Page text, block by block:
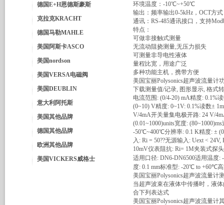
德国E+H恩德斯豪斯
克拉克KRACHT
德国马勒MAHLE
美国阿斯卡ASCO
美国nordson
美国VERSA电磁阀
美国DEUBLIN
意大利阿托斯
美国其他品牌
德国其他品牌
欧洲其他品牌
美国VICKERS威格士
环境温度：-10℃~+50℃
输出：频率输出0-5kHz，OCT方
通讯：RS-485通讯接口，支持
特点：
可做非接触式测量
无流动阻挠测量,无压力损失
可测量非导电性液体
量程比宽，用途广泛
多种功能主机，携带方便
美国宝丽Polysonics超声波流量计
下载测量值/记录, 图形显示, 格式
电流范围: (0/4-20) mA精度: 0.1%
(0~10) V精度: 0~1V: 0.1%读数±
V/4mA开关量集电极开路: 24 V/
(0.01~1000)units宽度:
-50℃~400℃分辨率: 0.1 K精度: ±
入: Ri = 50??无源输入: Uext <
10mV仪表阻抗: Ri= 1M夹装式探头
适用口径: DN6-DN6500适用温度:
度: 0.1 mm标准型: -20℃ to +60℃
美国宝丽Polysonics超声波流量计
当超声波束在液体中传播时，液
合下列表达式
美国宝丽Polysonics超声波流量计